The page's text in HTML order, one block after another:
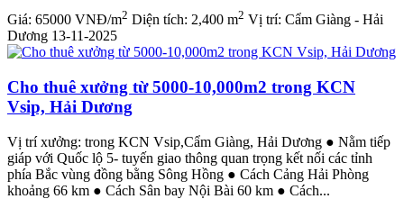
Giá: 65000 VNĐ/m2 Diện tích: 2,400 m2 Vị trí: Cẩm Giàng - Hải
Dương 13-11-2025
Cho thuê xưởng từ 5000-10,000m2 trong KCN
Vsip, Hải Dương
Vị trí xưởng: trong KCN Vsip,Cẩm Giàng, Hải Dương ● Nằm tiếp
giáp với Quốc lộ 5- tuyến giao thông quan trọng kết nối các tỉnh
phía Bắc vùng đồng bằng Sông Hồng ● Cách Cảng Hải Phòng
khoảng 66 km ● Cách Sân bay Nội Bài 60 km ● Cách...